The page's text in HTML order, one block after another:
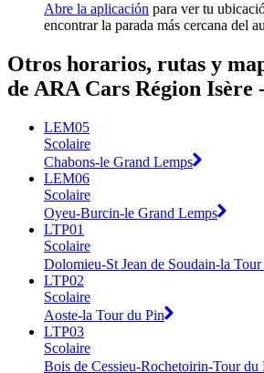
Abre la aplicación para ver tu
encontrar la parada más cercana del
Otros horarios, rutas y
de ARA Cars Région Isère
LEM05
Scolaire
Chabons-le Grand Lemps
LEM06
Scolaire
Oyeu-Burcin-le Grand Lemps
LTP01
Scolaire
Dolomieu-St Jean de Soudain-la
LTP02
Scolaire
Aoste-la Tour du Pin
LTP03
Scolaire
Bois de Cessieu-Rochetoirin-Tour du